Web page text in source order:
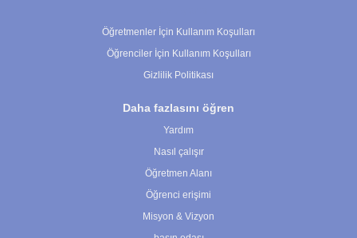
Öğretmenler İçin Kullanım Koşulları
Öğrenciler İçin Kullanım Koşulları
Gizlilik Politikası
Daha fazlasını öğren
Yardım
Nasıl çalışır
Öğretmen Alanı
Öğrenci erişimi
Misyon & Vizyon